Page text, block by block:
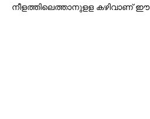
നീളത്തിലെത്താനുളള കഴിവാണ്